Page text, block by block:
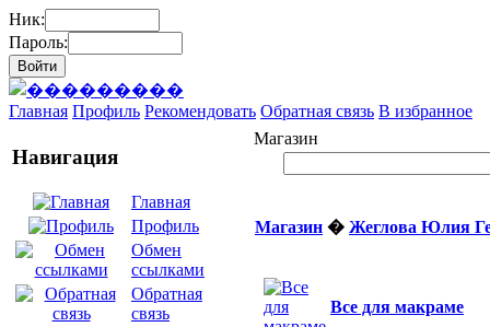
Ник:
Пароль:
Главная Профиль Рекомендовать Обратная связь В избранное
Навигация
Главная
Профиль
Обмен
ссылками
Обратная
связь
Магазин
Магазин � Жеглова Юлия
Все для макраме